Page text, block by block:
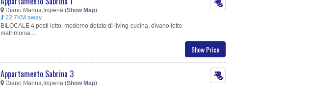
Show Price
Diano Marina,Imperia (Show Map)
22.7KM away
BILOCALE 4 posti letto, moderno dotato di living-cucina, divano letto
matrimonia....
Appartamento Sabrina 3
Diano Marina,Imperia (Show Map)